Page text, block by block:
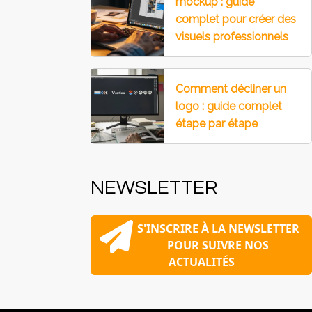
complet pour créer des
visuels professionnels
Comment décliner un
logo : guide complet
étape par étape
NEWSLETTER
S'INSCRIRE À LA NEWSLETTER
POUR SUIVRE NOS
ACTUALITÉS